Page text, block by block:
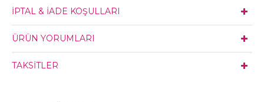
İPTAL & İADE KOŞULLARI
ÜRÜN YORUMLARI
TAKSITLER